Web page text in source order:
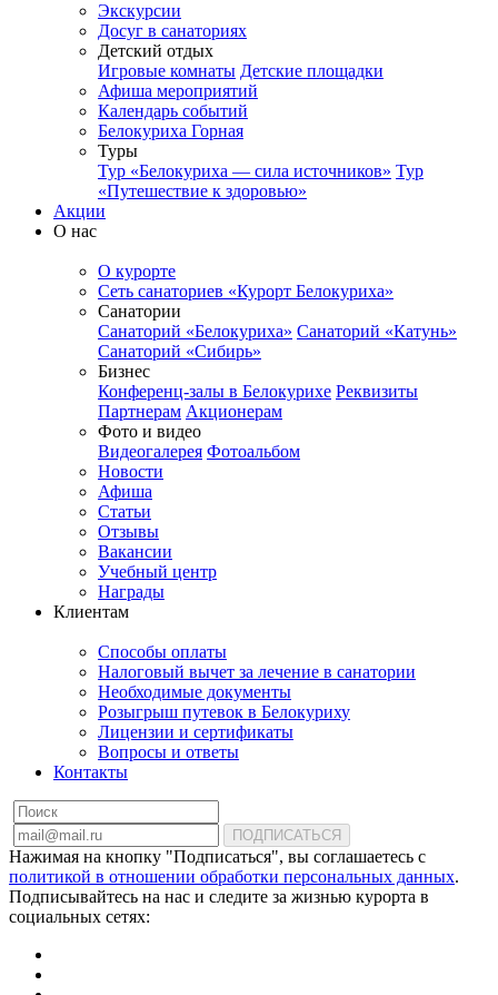
Экскурсии
Досуг в санаториях
Детский отдых
Игровые комнаты Детские площадки
Афиша мероприятий
Календарь событий
Белокуриха Горная
Туры
Тур «Белокуриха — сила источников» Тур
«Путешествие к здоровью»
Акции
О нас
О курорте
Сеть санаториев «Курорт Белокуриха»
Санатории
Санаторий «Белокуриха» Санаторий «Катунь»
Санаторий «Сибирь»
Бизнес
Конференц-залы в Белокурихе Реквизиты
Партнерам Акционерам
Фото и видео
Видеогалерея Фотоальбом
Новости
Афиша
Статьи
Отзывы
Вакансии
Учебный центр
Награды
Клиентам
Способы оплаты
Налоговый вычет за лечение в санатории
Необходимые документы
Розыгрыш путевок в Белокуриху
Лицензии и сертификаты
Вопросы и ответы
Контакты
ПОДПИСАТЬСЯ
Нажимая на кнопку "Подписаться", вы соглашаетесь с
политикой в отношении обработки персональных данных.
Подписывайтесь на нас и следите за жизнью курорта в
социальных сетях: